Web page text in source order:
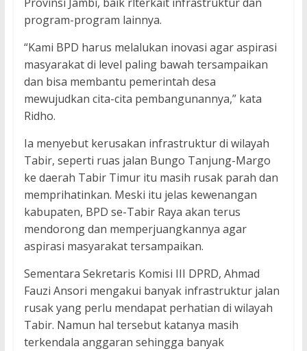
Provinsi Jambi, baik rlterkait infrastruktur dan
program-program lainnya.
“Kami BPD harus melalukan inovasi agar aspirasi
masyarakat di level paling bawah tersampaikan
dan bisa membantu pemerintah desa
mewujudkan cita-cita pembangunannya,” kata
Ridho.
Ia menyebut kerusakan infrastruktur di wilayah
Tabir, seperti ruas jalan Bungo Tanjung-Margo
ke daerah Tabir Timur itu masih rusak parah dan
memprihatinkan. Meski itu jelas kewenangan
kabupaten, BPD se-Tabir Raya akan terus
mendorong dan memperjuangkannya agar
aspirasi masyarakat tersampaikan.
Sementara Sekretaris Komisi III DPRD, Ahmad
Fauzi Ansori mengakui banyak infrastruktur jalan
rusak yang perlu mendapat perhatian di wilayah
Tabir. Namun hal tersebut katanya masih
terkendala anggaran sehingga banyak